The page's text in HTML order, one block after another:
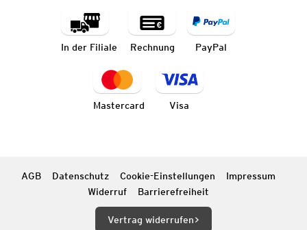
In der Filiale Rechnung PayPal
Mastercard Visa
AGB Datenschutz Cookie-Einstellungen
Impressum
Widerruf
Barrierefreiheit
Vertrag widerrufen